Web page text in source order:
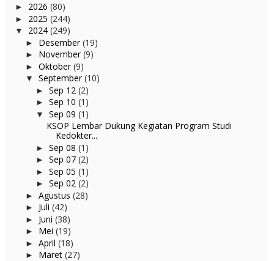
► 2026 (80)
► 2025 (244)
▼ 2024 (249)
► Desember(19)
► November(9)
► Oktober(9)
▼ September(10)
► Sep 12 (2)
► Sep 10 (1)
▼ Sep 09 (1)
KSOP Lembar Dukung Kegiatan Program Studi
Kedokter...
► Sep 08 (1)
► Sep 07 (2)
► Sep 05 (1)
► Sep 02 (2)
► Agustus (28)
► Juli (42)
► Juni (38)
► Mei (19)
► April (18)
► Maret (27)